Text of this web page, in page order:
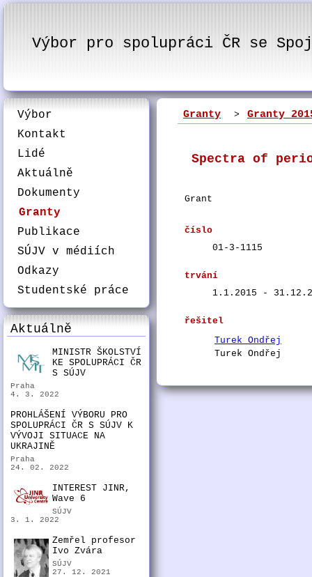
Výbor pro spolupráci ČR se
Výbor
Kontakt
Lidé
Aktuálně
Dokumenty
Granty
Publikace
SÚJV v médiích
Odkazy
Studentské práce
Aktuálně
MINISTR ŠKOLSTVÍ
KE SPOLUPRÁCI ČR
S SÚJV
Praha
4. 3. 2022
PROHLÁŠENÍ VÝBORU PRO
SPOLUPRÁCI ČR S SÚJV K
VÝVOJI SITUACE NA
UKRAJINĚ
Praha
24. 02. 2022
INTEREST JINR,
Wave 6
SÚJV
3. 1. 2022
Zemřel profesor
Ivo Zvára
SÚJV
27. 12. 2021
Granty > Granty
Spectra of
Grant
číslo
01-3-1115
trvání
1.1.2015 -
řešitel
Turek Ondřej
Turek Ondřej